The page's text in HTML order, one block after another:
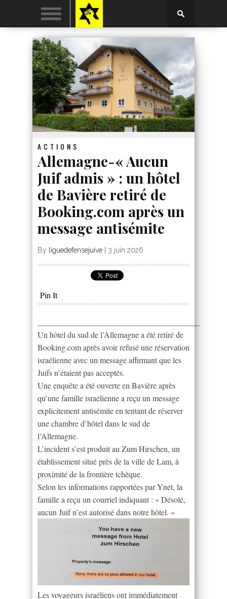
ACTIONS
Allemagne-« Aucun
Juif admis » : un hôtel
de Bavière retiré de
Booking.com après un
message antisémite
By liguedefensejuive 3 juin 2026
Pin It
Un hôtel du sud de l’Allemagne a été retiré de
Booking.com après avoir refusé une réservation
israélienne avec un message affirmant que les
Juifs n’étaient pas acceptés.
Une enquête a été ouverte en Bavière après
qu’une famille israélienne a reçu un message
explicitement antisémite en tentant de réserver
une chambre d’hôtel dans le sud de
l’Allemagne.
L’incident s’est produit au Zum Hirschen, un
établissement situé près de la ville de Lam, à
proximité de la frontière tchèque.
Selon les informations rapportées par Ynet, la
famille a reçu un courriel indiquant : « Désolé,
aucun Juif n’est autorisé dans notre hôtel. »
Les voyageurs israéliens ont immédiatement